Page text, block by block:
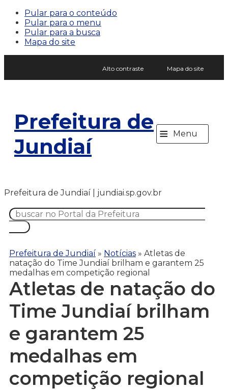
Pular para o conteúdo
Pular para o menu
Pular para a busca
Mapa do site
Alto contraste Mapa do site
Prefeitura de
Jundiaí
≡ Menu
Prefeitura de Jundiaí | jundiai.sp.gov.br
Prefeitura de Jundiaí » Notícias » Atletas de
natação do Time Jundiaí brilham e garantem 25
medalhas em competição regional
Atletas de natação do
Time Jundiaí brilham
e garantem 25
medalhas em
competição regional